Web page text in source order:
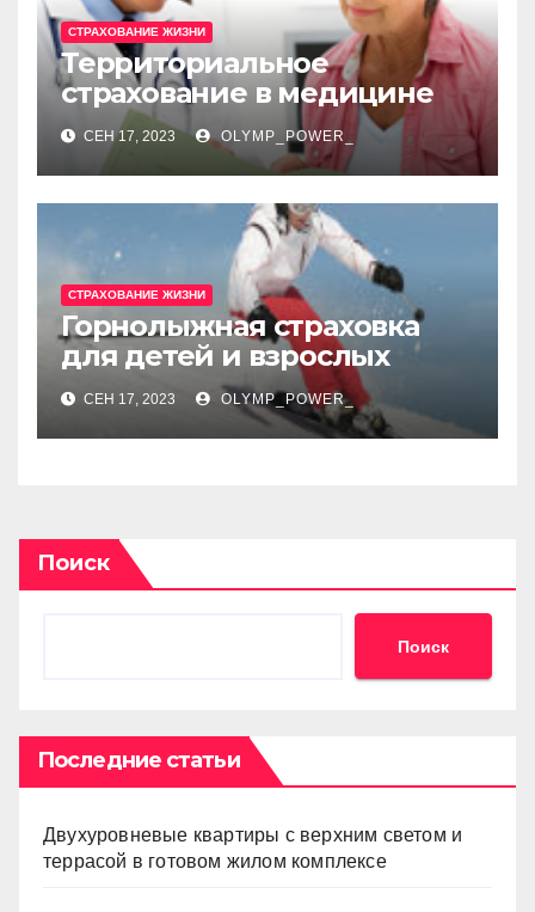
СТРАХОВАНИЕ ЖИЗНИ
Территориальное
страхование в медицине
СЕН 17, 2023 OLYMP_POWER_
СТРАХОВАНИЕ ЖИЗНИ
Горнолыжная страховка
для детей и взрослых
СЕН 17, 2023 OLYMP_POWER_
Поиск
Поиск
Последние статьи
Двухуровневые квартиры с верхним светом и
террасой в готовом жилом комплексе